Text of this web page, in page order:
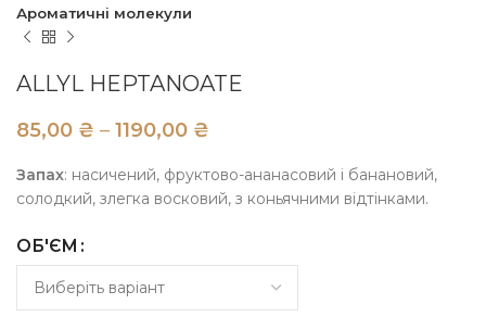
Ароматичні молекули
ALLYL HEPTANOATE
₴ ₴
Запах: насичений, фруктово-ананасовий і банановий,
солодкий, злегка восковий, з коньячними відтінками.
ОБ'ЄМ